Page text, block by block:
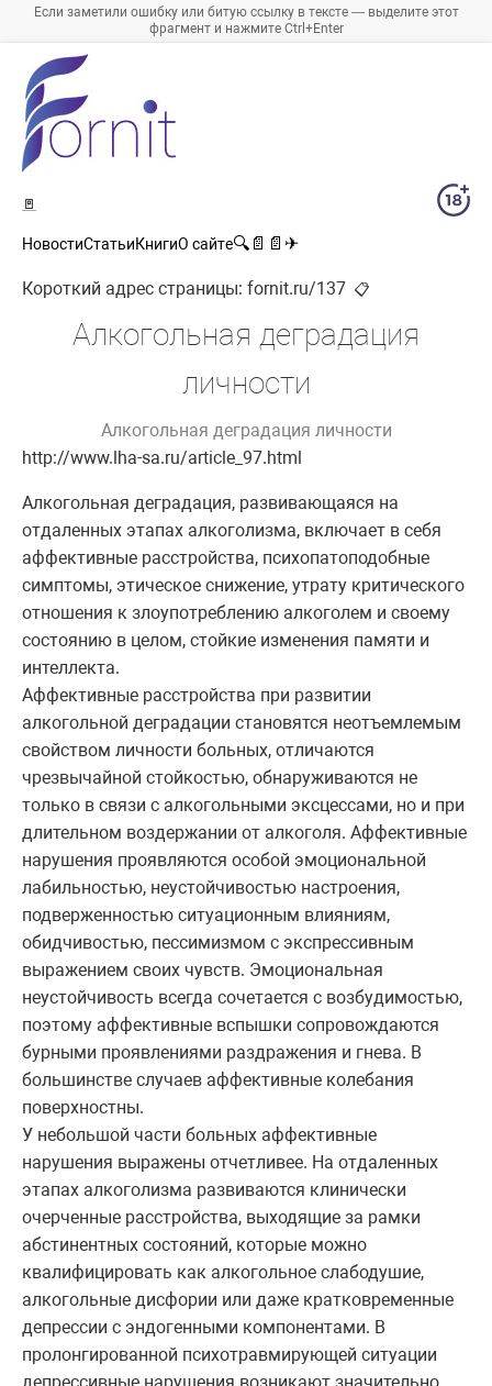
Если заметили ошибку или битую ссылку в тексте — выделите этот
фрагмент и нажмите Ctrl+Enter
🚪
НовостиСтатьиКнигиО сайте🔍 📄 📄 ✈
Короткий адрес страницы: fornit.ru/137 📋
Алкогольная деградация
личности
Алкогольная деградация личности
http://www.lha-sa.ru/article_97.html
Алкогольная деградация, развивающаяся на
отдаленных этапах алкоголизма, включает в себя
аффективные расстройства, психопатоподобные
симптомы, этическое снижение, утрату критического
отношения к злоупотреблению алкоголем и своему
состоянию в целом, стойкие изменения памяти и
интеллекта.
Аффективные расстройства при развитии
алкогольной деградации становятся неотъемлемым
свойством личности больных, отличаются
чрезвычайной стойкостью, обнаруживаются не
только в связи с алкогольными эксцессами, но и при
длительном воздержании от алкоголя. Аффективные
нарушения проявляются особой эмоциональной
лабильностью, неустойчивостью настроения,
подверженностью ситуационным влияниям,
обидчивостью, пессимизмом с экспрессивным
выражением своих чувств. Эмоциональная
неустойчивость всегда сочетается с возбудимостью,
поэтому аффективные вспышки сопровождаются
бурными проявлениями раздражения и гнева. В
большинстве случаев аффективные колебания
поверхностны.
У небольшой части больных аффективные
нарушения выражены отчетливее. На отдаленных
этапах алкоголизма развиваются клинически
очерченные расстройства, выходящие за рамки
абстинентных состояний, которые можно
квалифицировать как алкогольное слабодушие,
алкогольные дисфории или даже кратковременные
депрессии с эндогенными компонентами. В
пролонгированной психотравмирующей ситуации